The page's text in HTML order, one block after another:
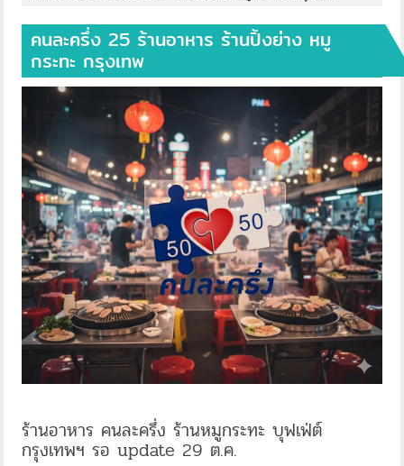
คนละครึ่ง 25 ร้านอาหาร ร้านปิ้งย่าง หมู
กระทะ กรุงเทพ
ร้านอาหาร คนละครึ่ง ร้านหมูกระทะ บุฟเฟ่ต์
กรุงเทพฯ รอ update 29 ต.ค.